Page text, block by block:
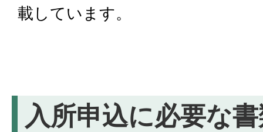
載しています。
入所申込に必要な